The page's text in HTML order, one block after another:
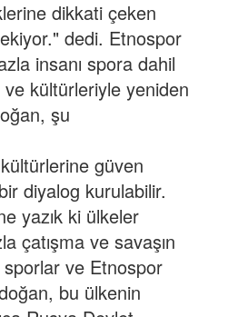
dikkati çeken
dedi. Etnospor
insanı spora dahil
ve kültürleriyle yeniden
şu
güven
diyalog kurulabilir.
yazık ki ülkeler
çatışma ve savaşın
ve Etnospor
bu ülkenin